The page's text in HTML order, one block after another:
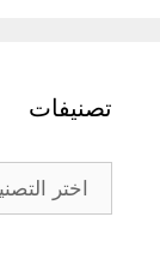
تصنيفات
تصنيفات